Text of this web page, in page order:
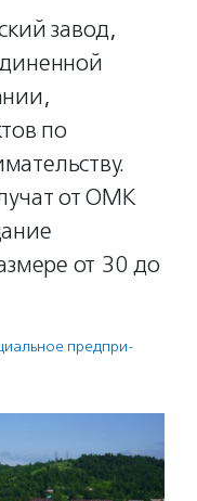
завод,
по
от ОМК
от 30 до
предпри­